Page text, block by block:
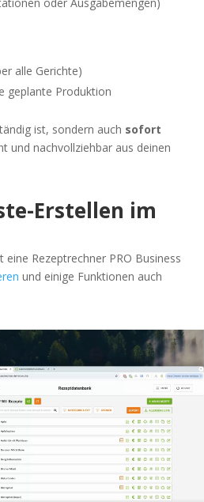
alle Gerichte)
geplante Produktion
ist, sondern auch sofort
und nachvollziehbar aus deinen
Erstellen im
Rezeptrechner PRO Business
und einige Funktionen auch